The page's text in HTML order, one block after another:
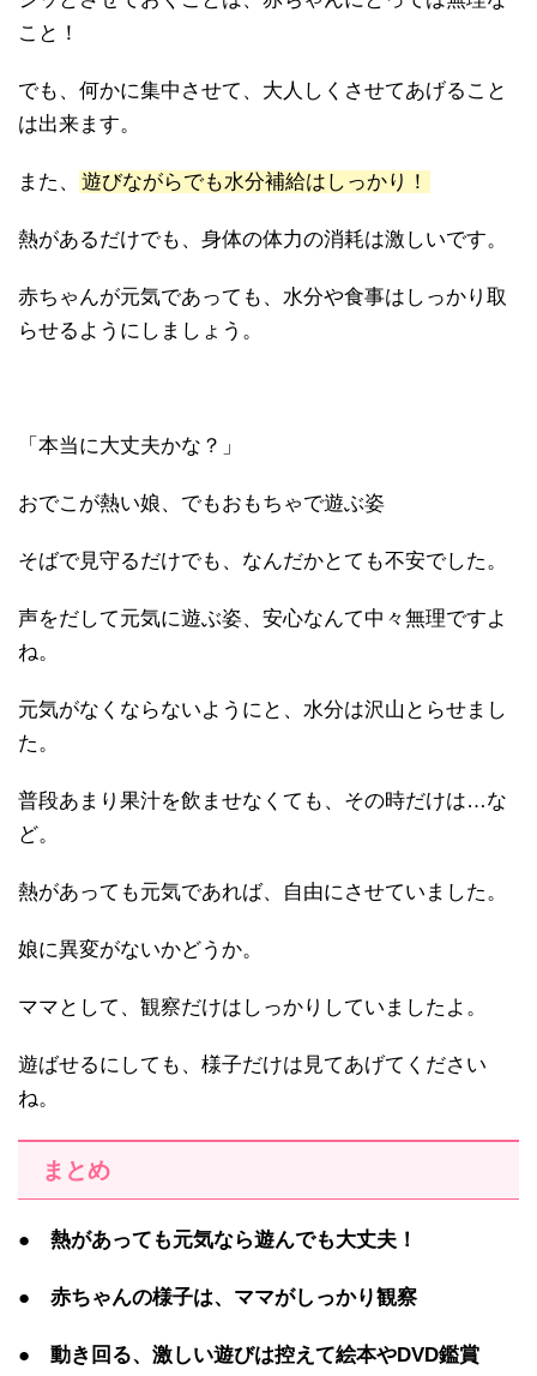
こと！
でも、何かに集中させて、大人しくさせてあげること
は出来ます。
また、 遊びながらでも水分補給はしっかり！
熱があるだけでも、身体の体力の消耗は激しいです。
赤ちゃんが元気であっても、水分や食事はしっかり取
らせるようにしましょう。
「本当に大丈夫かな？」
おでこが熱い娘、でもおもちゃで遊ぶ姿
そばで見守るだけでも、なんだかとても不安でした。
声をだして元気に遊ぶ姿、安心なんて中々無理ですよ
ね。
元気がなくならないようにと、水分は沢山とらせまし
た。
普段あまり果汁を飲ませなくても、その時だけは…な
ど。
熱があっても元気であれば、自由にさせていました。
娘に異変がないかどうか。
ママとして、観察だけはしっかりしていましたよ。
遊ばせるにしても、様子だけは見てあげてください
ね。
まとめ
● 熱があっても元気なら遊んでも大丈夫！
● 赤ちゃんの様子は、ママがしっかり観察
● 動き回る、激しい遊びは控えて絵本やDVD鑑賞